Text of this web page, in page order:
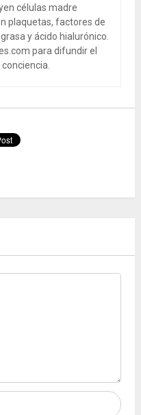
células madre
plaquetas, factores de
y ácido hialurónico.
para difundir el